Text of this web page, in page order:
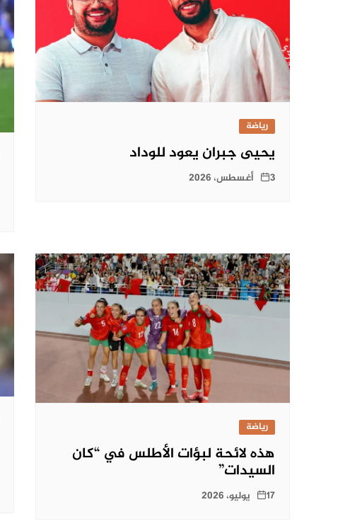
رياضة
يحيى جبران يعود للوداد
3 أغسطس، 2026
رياضة
هذه لائحة لبؤات الأطلس في “كان
السيدات”
17 يوليو، 2026